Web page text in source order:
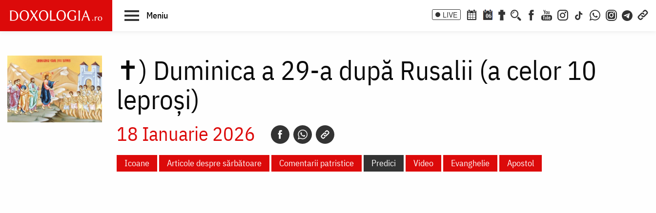
main
Meniu LIVE 06
✝) Duminica a 29-a după Rusalii (a celor 10
leproși)
18 Ianuarie 2026
Icoane Articole despre sărbătoare Comentarii patristice Predici Video Evanghelie Apostol